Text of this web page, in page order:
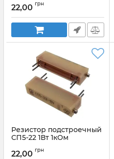
22,00 грн
Резистор подстроечный
СП5-22 1Вт 1кОм
22,00 грн